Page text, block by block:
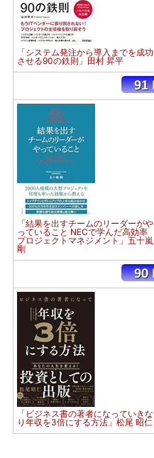
「システム発注から導入までを成功
させる90の鉄則」田村 昇平
「結果を出すチームのリーダーがや
っていること NECで学んだ高効率
プロジェクトマネジメント」五十嵐
剛
「ビジネス書の著者になっていきな
り年収を3倍にする方法」松尾 昭仁